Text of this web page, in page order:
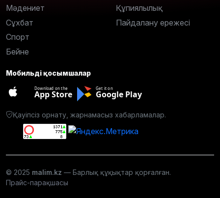
Мәдениет
Сұхбат
Спорт
Бейне
Құпиялылық
Пайдалану ережесі
Мобильді қосымшалар
Download on the
App Store
Get it on
Google Play
Қауіпсіз орнату, жарнамасыз хабарламалар.
© 2025 malim.kz — Барлық құқықтар қорғалған.
Прайс-парақшасы